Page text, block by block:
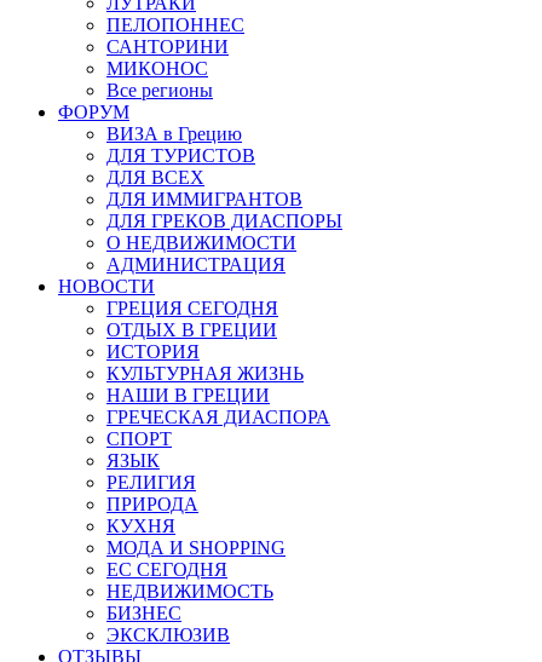
ПЕЛОПОННЕС
САНТОРИНИ
МИКОНОС
Все регионы
ФОРУМ
ВИЗА в Грецию
ДЛЯ ТУРИСТОВ
ДЛЯ ВСЕХ
ДЛЯ ИММИГРАНТОВ
ДЛЯ ГРЕКОВ ДИАСПОРЫ
О НЕДВИЖИМОСТИ
АДМИНИСТРАЦИЯ
НОВОСТИ
ГРЕЦИЯ СЕГОДНЯ
ОТДЫХ В ГРЕЦИИ
ИСТОРИЯ
КУЛЬТУРНАЯ ЖИЗНЬ
НАШИ В ГРЕЦИИ
ГРЕЧЕСКАЯ ДИАСПОРА
СПОРТ
ЯЗЫК
РЕЛИГИЯ
ПРИРОДА
КУХНЯ
МОДА И SHOPPING
ЕС СЕГОДНЯ
НЕДВИЖИМОСТЬ
БИЗНЕС
ЭКСКЛЮЗИВ
ОТЗЫВЫ